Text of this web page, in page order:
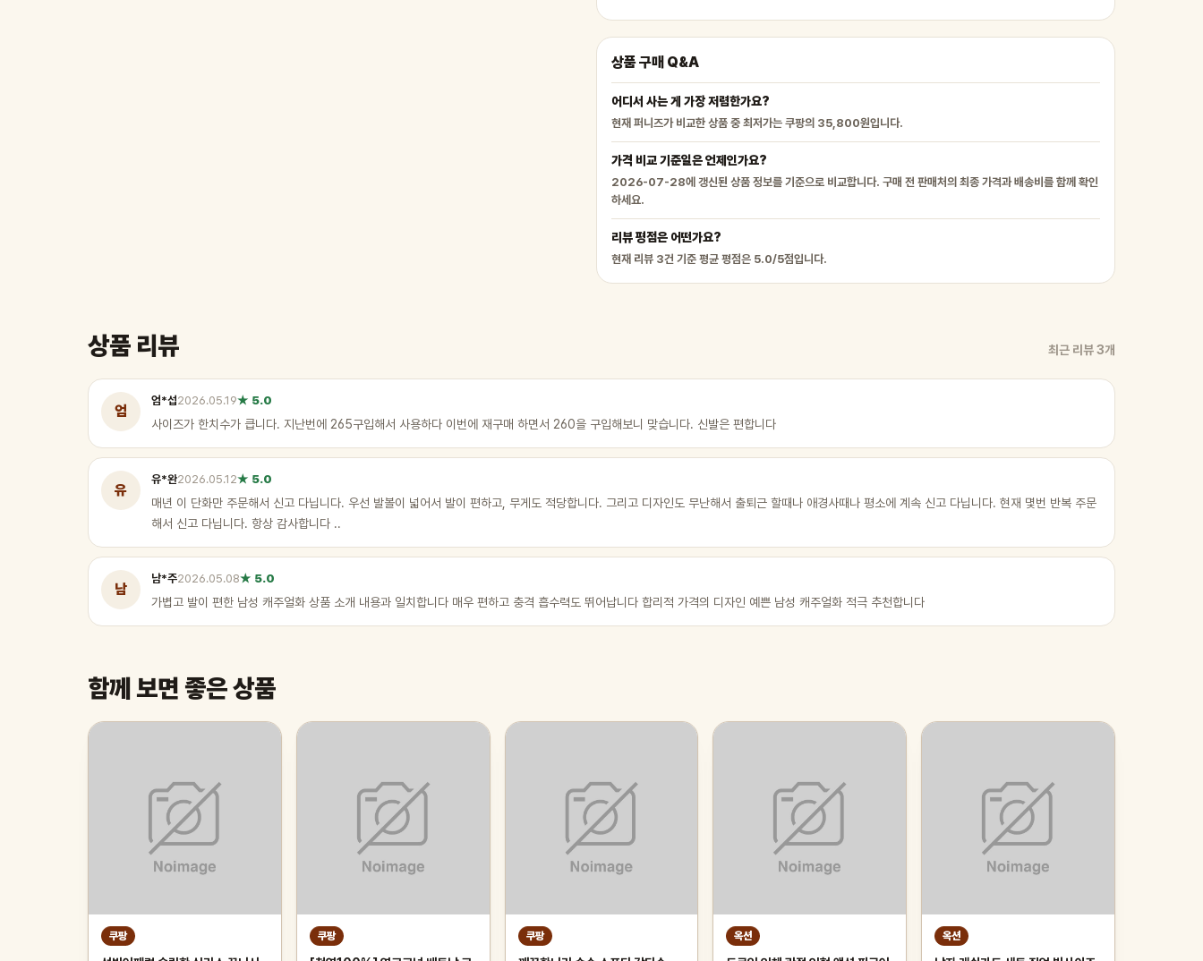
상품 구매 Q&A
어디서 사는 게 가장 저렴한가요?
현재 퍼니즈가 비교한 상품 중 최저가는 쿠팡의 35,800원입니다.
가격 비교 기준일은 언제인가요?
2026-07-28에 갱신된 상품 정보를 기준으로 비교합니다. 구매 전 판매처의 최종 가격과 배송비를 함께 확인
하세요.
리뷰 평점은 어떤가요?
현재 리뷰 3건 기준 평균 평점은 5.0/5점입니다.
상품 리뷰 최근 리뷰 3개
엄
엄*섭2026.05.19★ 5.0
사이즈가 한치수가 큽니다. 지난번에 265구입해서 사용하다 이번에 재구매 하면서 260을 구입해보니 맞습니다. 신발은 편합니다
유
유*완2026.05.12★ 5.0
매년 이 단화만 주문해서 신고 다닙니다. 우선 발볼이 넓어서 발이 편하고, 무게도 적당합니다. 그리고 디자인도 무난해서 출퇴근 할때나 애경사때나 평소에 계속 신고 다닙니다. 현재 몇번 반복 주문
해서 신고 다닙니다. 항상 감사합니다 ..
남
남*주2026.05.08★ 5.0
가볍고 발이 편한 남성 캐주얼화 상품 소개 내용과 일치합니다 매우 편하고 충격 흡수력도 뛰어납니다 합리적 가격의 디자인 예쁜 남성 캐주얼화 적극 추천합니다
함께 보면 좋은 상품
쿠팡 쿠팡 쿠팡 옥션 옥션